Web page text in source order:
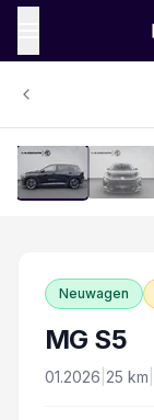
Neuwagen
MG S5
01.2026 25 km